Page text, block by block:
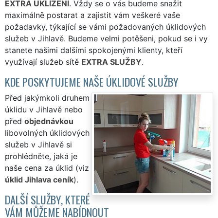
EXTRA UKLÍZENÍ. Vždy se o vás budeme snažit
maximálně postarat a zajistit vám veškeré vaše
požadavky, týkající se vámi požadovaných úklidových
služeb v Jihlavě. Budeme velmi potěšeni, pokud se i vy
stanete našimi dalšími spokojenými klienty, kteří
využívají služeb sítě EXTRA SLUŽBY.
KDE POSKYTUJEME NAŠE ÚKLIDOVÉ SLUŽBY
Před jakýmkoli druhem
úklidu v Jihlavě nebo
před objednávkou
libovolných úklidových
služeb v Jihlavě si
prohlédněte, jaká je
naše cena za úklid (viz
úklid Jihlava ceník).
DALŠÍ SLUŽBY, KTERÉ
VÁM MŮŽEME NABÍDNOUT